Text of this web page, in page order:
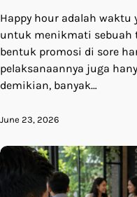
Happy hour adalah waktu
untuk menikmati sebuah
bentuk promosi di sore
pelaksanaannya juga
demikian, banyak…
June 23, 2026